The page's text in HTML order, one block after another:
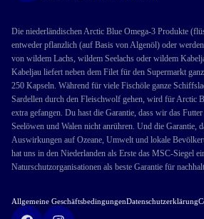
Die niederländischen Arctic Blue Omega-3 Produkte
entweder pflanzlich (auf Basis von Algenöl) oder
von wildem Lachs, wildem Seelachs oder wildem
Kabeljau liefert neben dem Filet für den Supermarkt
250 Kapseln. Während für viele Fischöle ganze
Sardellen durch den Fleischwolf gehen, wird für Arctic
extra gefangen. Du hast die Garantie, dass wir das
Seelöwen und Walen nicht anrühren. Und die Garantie,
Auswirkungen auf Ozeane, Umwelt und lokale
hat uns in den Niederlanden als Erste das MSC-Siegel
Naturschutzorganisationen als beste Garantie für
Allgemeine GeschäftsbedingungenDatenschutzerklärung